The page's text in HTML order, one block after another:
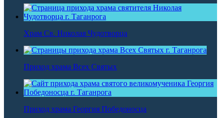
Храм Св. Николая Чудотворца
Приход храма Всех Святых
Приход храма Георгия Победоносца